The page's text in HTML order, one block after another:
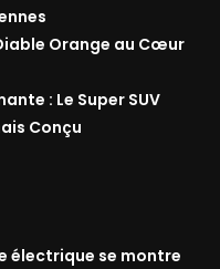
Orange au Cœur
: Le Super SUV
Conçu
électrique se montre